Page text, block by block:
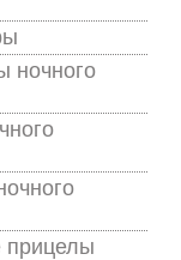
ночного
прицелы